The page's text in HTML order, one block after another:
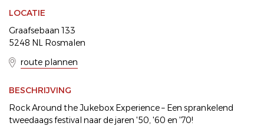
LOCATIE
Graafsebaan 133
5248 NL Rosmalen
route plannen
BESCHRIJVING
Rock Around the Jukebox Experience – Een sprankelend
tweedaags festival naar de jaren '50, '60 en '70!